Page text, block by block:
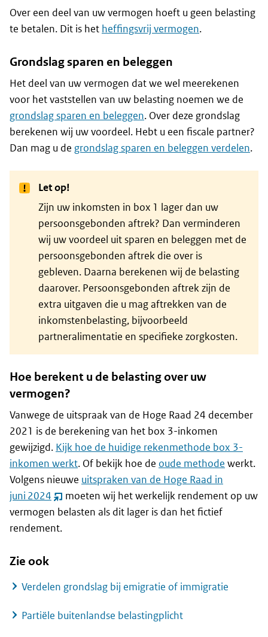
Over een deel van uw vermogen hoeft u geen belasting
te betalen. Dit is het heffingsvrij vermogen.
Grondslag sparen en beleggen
Het deel van uw vermogen dat we wel meerekenen
voor het vaststellen van uw belasting noemen we de
grondslag sparen en beleggen. Over deze grondslag
berekenen wij uw voordeel. Hebt u een fiscale partner?
Dan mag u de grondslag sparen en beleggen verdelen.
Let op!
Zijn uw inkomsten in box 1 lager dan uw
persoonsgebonden aftrek? Dan verminderen
wij uw voordeel uit sparen en beleggen met de
persoonsgebonden aftrek die over is
gebleven. Daarna berekenen wij de belasting
daarover. Persoonsgebonden aftrek zijn de
extra uitgaven die u mag aftrekken van de
inkomstenbelasting, bijvoorbeeld
partneralimentatie en specifieke zorgkosten.
Hoe berekent u de belasting over uw
vermogen?
Vanwege de uitspraak van de Hoge Raad 24 december
2021 is de berekening van het box 3-inkomen
gewijzigd. Kijk hoe de huidige rekenmethode box 3-
inkomen werkt. Of bekijk hoe de oude methode werkt.
Volgens nieuwe uitspraken van de Hoge Raad in
juni 2024 (opent
nieuw
venster)
moeten wij het werkelijk rendement op uw
vermogen belasten als dit lager is dan het fictief
rendement.
Zie ook
Verdelen grondslag bij emigratie of immigratie
Partiële buitenlandse belastingplicht